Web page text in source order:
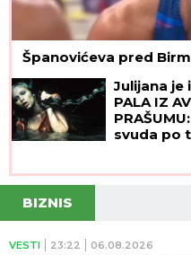
Španovićeva pred
Julijana je
PALA IZ
svuda po
videla je
BIZNIS
VESTI 23:22 06.08.2026